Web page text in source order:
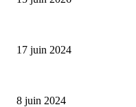
17 juin 2024
8 juin 2024